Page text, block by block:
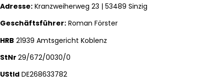
Adresse: Kranzweiherweg 23 | 53489 Sinzig
Geschäftsführer: Roman Förster
HRB 21939 Amtsgericht Koblenz
StNr 29/672/0030/0
UStId DE268633782